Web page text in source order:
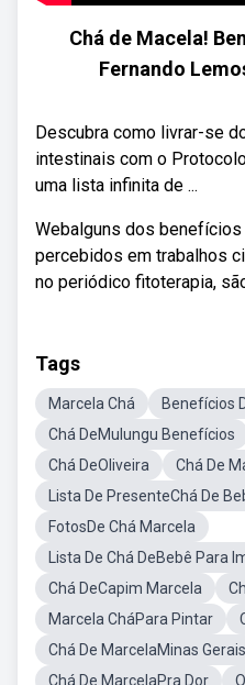
Chá de Macela!
Fernando
Descubra como livrar-se
intestinais com o
uma lista infinita de ...
Webalguns dos benefícios
percebidos em trabalhos
no periódico fitoterapia,
Tags
Marcela Chá
Benefícios
Chá DeMulungu Benefícios
Chá DeOliveira
Chá De
Lista De PresenteChá De
FotosDe Chá Marcela
Lista De Chá DeBebê Para
Chá DeCapim Marcela
Marcela CháPara Pintar
Chá De MarcelaMinas Gerais
Chá De MarcelaPra Dor